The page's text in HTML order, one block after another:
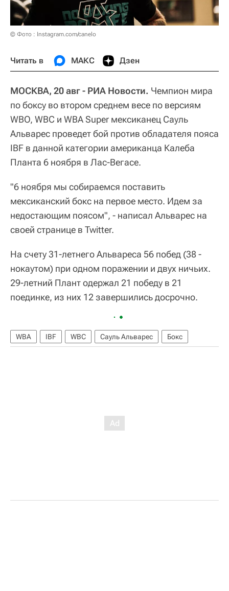
© Фото : Instagram.com/canelo
Читать в МАКС Дзен
МОСКВА, 20 авг - РИА Новости. Чемпион мира
по боксу во втором среднем весе по версиям
WBO, WBC и WBA Super мексиканец Сауль
Альварес проведет бой против обладателя пояса
IBF в данной категории американца Калеба
Планта 6 ноября в Лас-Вегасе.
"6 ноября мы собираемся поставить
мексиканский бокс на первое место. Идем за
недостающим поясом", - написал Альварес на
своей странице в Twitter.
На счету 31-летнего Альвареса 56 побед (38 -
нокаутом) при одном поражении и двух ничьих.
29-летний Плант одержал 21 победу в 21
поединке, из них 12 завершились досрочно.
WBA IBF WBC Сауль Альварес Бокс